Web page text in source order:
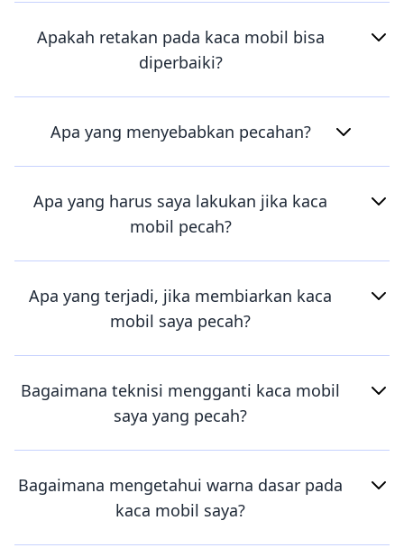
Apakah retakan pada kaca mobil bisa
diperbaiki?
Apa yang menyebabkan pecahan?
Apa yang harus saya lakukan jika kaca
mobil pecah?
Apa yang terjadi, jika membiarkan kaca
mobil saya pecah?
Bagaimana teknisi mengganti kaca mobil
saya yang pecah?
Bagaimana mengetahui warna dasar pada
kaca mobil saya?